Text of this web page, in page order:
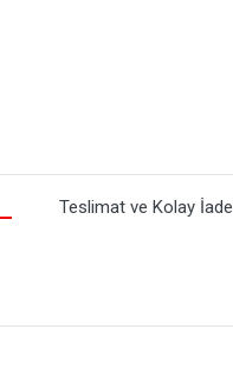
Teslimat ve Kolay İade